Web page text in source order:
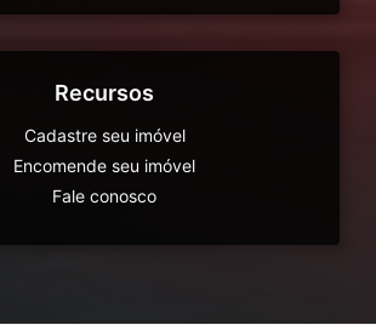
Recursos
Cadastre seu imóvel
Encomende seu imóvel
Fale conosco